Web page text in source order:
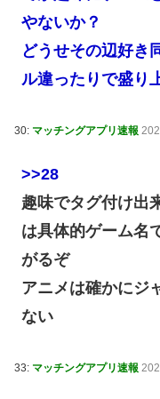
やないか？
どうせその辺好き
ル違ったりで盛り
30: マッチングアプリ速報
>>28
趣味でタグ付け出
は具体的ゲーム名
がるぞ
アニメは確かにジ
ない
33: マッチングアプリ速報